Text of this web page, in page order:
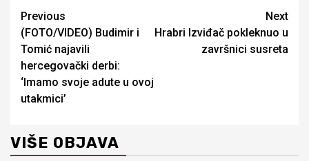
Continue
Reading
Previous
(FOTO/VIDEO) Budimir i
Tomić najavili
hercegovački derbi:
‘Imamo svoje adute u ovoj
utakmici’
Next
Hrabri Izviđač pokleknuo u
završnici susreta
VIŠE OBJAVA